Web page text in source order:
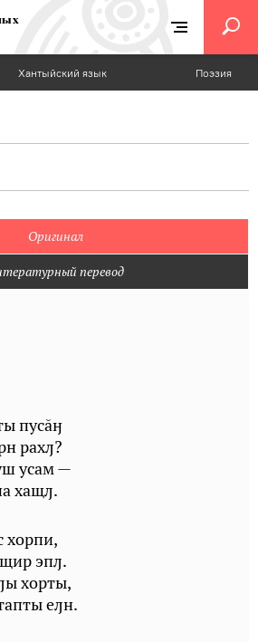
Хантыйский язык Поэзия
Оригинал
перевод
пусăӈ
рахԓ?
усам —
хащԓ.
хорпи,
эпԓ.
хорты,
еԓн.